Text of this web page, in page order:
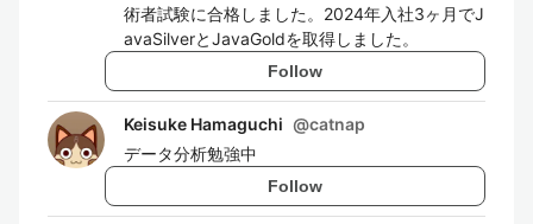
術者試験に合格しました。2024年入社3ヶ月でJ
avaSilverとJavaGoldを取得しました。
Follow
Keisuke Hamaguchi @catnap
データ分析勉強中
Follow